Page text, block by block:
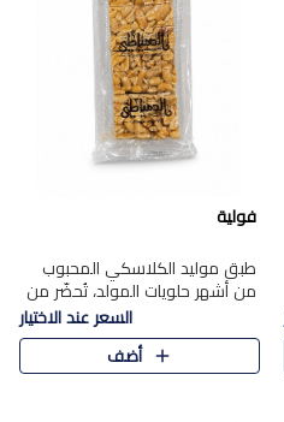
فولية
طبق موليد الكلاسكي المحبوب
من أشهر حلويات المولد، تُحضّر من
فول سوداني محمص بعناية
ومغلف بطبقة رقيقة من السكر
المكرمل، لتمنحك قرمشة أصيلة
السعر عند الاختيار
أضف